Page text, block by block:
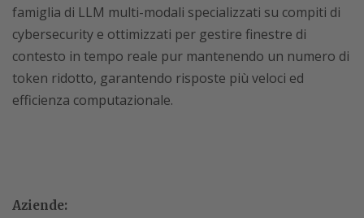
famiglia di LLM multi-modali specializzati su compiti di
cybersecurity e ottimizzati per gestire finestre di
contesto in tempo reale pur mantenendo un numero di
token ridotto, garantendo risposte più veloci ed
efficienza computazionale.
Aziende: